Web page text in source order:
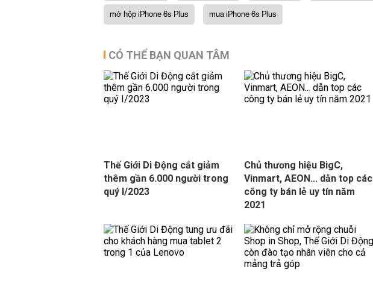
mở hộp iPhone 6s Plus
mua iPhone 6s Plus
CÓ THỂ BẠN QUAN TÂM
Thế Giới Di Động cắt giảm
thêm gần 6.000 người trong
quý I/2023
Chủ thương hiệu BigC,
Vinmart, AEON... dẫn top các
công ty bán lẻ uy tín năm
2021